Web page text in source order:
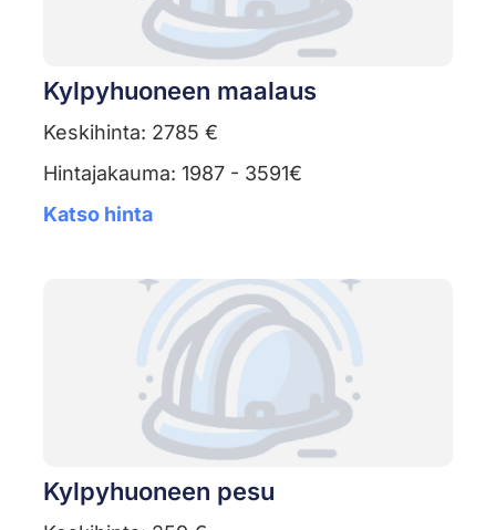
Kylpyhuoneen maalaus
Keskihinta: 2785 €
Hintajakauma: 1987 - 3591€
Katso hinta
Kylpyhuoneen pesu